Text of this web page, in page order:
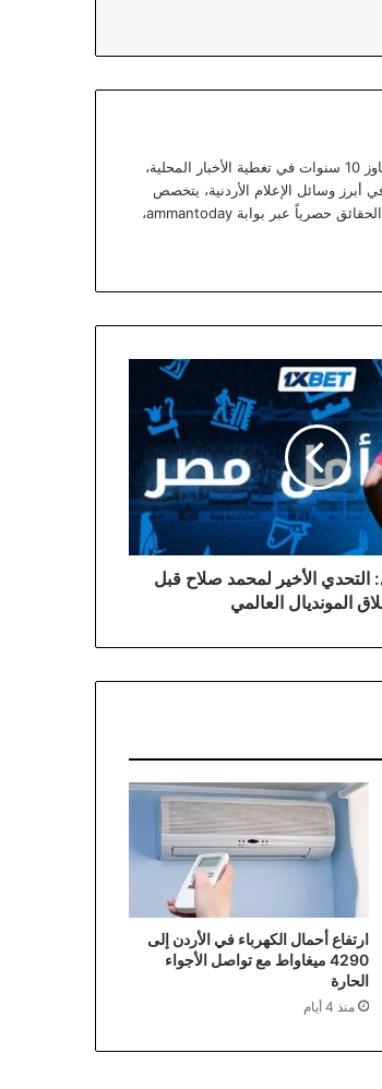
يعتبر يزن خوري صحفياً أردنياً متمرساً ومحللاً خبيراً، يمتلك خبرة تتجاوز 10 سنوات في تغطية الأخبار المحلية،
أبرز وسائل الإعلام الأردنية، يتخصص
يزن الآن في تقديم تقارير استقصائية وتحليلات موثوقة ومبنية على الحقائق حصرياً عبر بوابة ammantoday،
التحدي الأخير لمحمد صلاح قبل
المونديال العالمي
ارتفاع أحمال الكهرباء في الأردن إلى
4290 ميغاواط مع تواصل الأجواء
الحارة
منذ 4 أيام